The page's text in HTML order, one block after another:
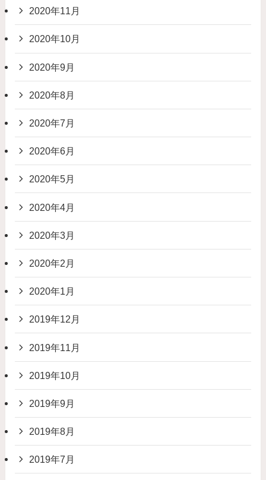
2020年11月
2020年10月
2020年9月
2020年8月
2020年7月
2020年6月
2020年5月
2020年4月
2020年3月
2020年2月
2020年1月
2019年12月
2019年11月
2019年10月
2019年9月
2019年8月
2019年7月